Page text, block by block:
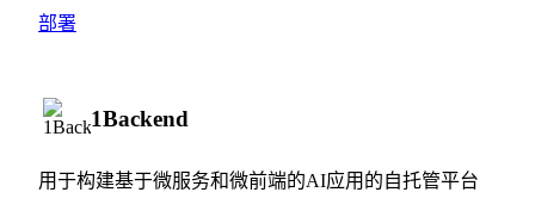
部署
1Backend
用于构建基于微服务和微前端的AI应用的自托管平台